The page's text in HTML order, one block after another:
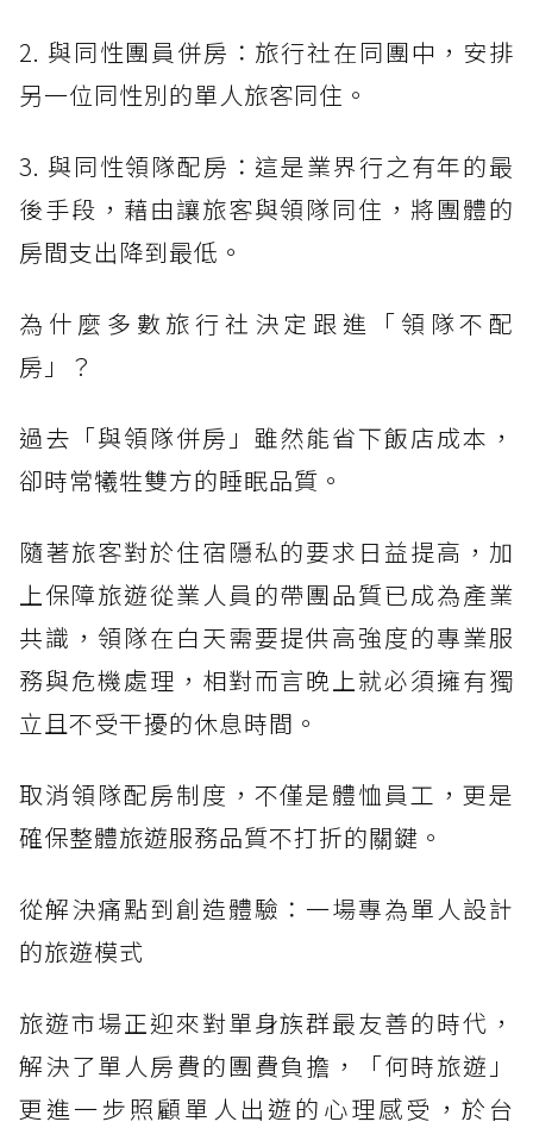
2. 與同性團員併房：旅行社在同團中，安排
另一位同性別的單人旅客同住。
3. 與同性領隊配房：這是業界行之有年的最
後手段，藉由讓旅客與領隊同住，將團體的
房間支出降到最低。
為什麼多數旅行社決定跟進「領隊不配
房」？
過去「與領隊併房」雖然能省下飯店成本，
卻時常犧牲雙方的睡眠品質。
隨著旅客對於住宿隱私的要求日益提高，加
上保障旅遊從業人員的帶團品質已成為產業
共識，領隊在白天需要提供高強度的專業服
務與危機處理，相對而言晚上就必須擁有獨
立且不受干擾的休息時間。
取消領隊配房制度，不僅是體恤員工，更是
確保整體旅遊服務品質不打折的關鍵。
從解決痛點到創造體驗：一場專為單人設計
的旅遊模式
旅遊市場正迎來對單身族群最友善的時代，
解決了單人房費的團費負擔，「何時旅遊」
更進一步照顧單人出遊的心理感受，於台